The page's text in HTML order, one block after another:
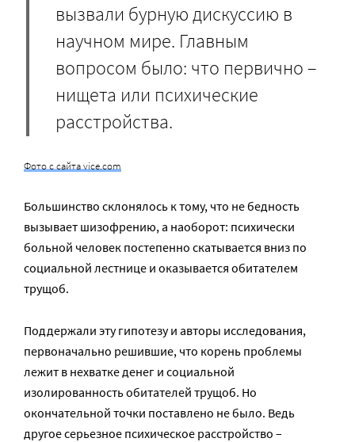
вызвали бурную дискуссию в
научном мире. Главным
вопросом было: что первично –
нищета или психические
расстройства.
Фото с сайта vice.com
Большинство склонялось к тому, что не бедность
вызывает шизофрению, а наоборот: психически
больной человек постепенно скатывается вниз по
социальной лестнице и оказывается обитателем
трущоб.
Поддержали эту гипотезу и авторы исследования,
первоначально решившие, что корень проблемы
лежит в нехватке денег и социальной
изолированность обитателей трущоб. Но
окончательной точки поставлено не было. Ведь
другое серьезное психическое расстройство –